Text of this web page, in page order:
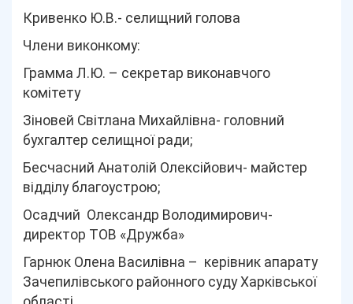
Кривенко Ю.В.- селищний голова
Члени виконкому:
Грамма Л.Ю. – секретар виконавчого
комітету
Зіновей Світлана Михайлівна- головний
бухгалтер селищної ради;
Бесчасний Анатолій Олексійович- майстер
відділу благоустрою;
Осадчий Олександр Володимирович-
директор ТОВ «Дружба»
Гарнюк Олена Василівна – керівник апарату
Зачепилівського районного суду Харківської